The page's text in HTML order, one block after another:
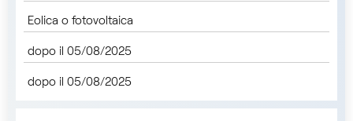
Eolica o fotovoltaica
dopo il 05/08/2025
dopo il 05/08/2025